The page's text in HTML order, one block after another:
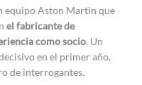
equipo Aston Martin que
el fabricante de
como socio. Un
en el primer año,
de interrogantes.